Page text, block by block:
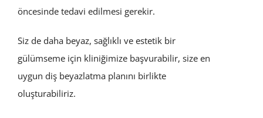
öncesinde tedavi edilmesi gerekir.
Siz de daha beyaz, sağlıklı ve estetik bir
gülümseme için kliniğimize başvurabilir, size en
uygun diş beyazlatma planını birlikte
oluşturabiliriz.